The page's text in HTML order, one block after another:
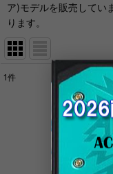
ア)モデルを販売してい
ります。
サブカテゴリ :
1件